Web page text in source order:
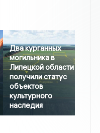
Два курганных
могильника в
Липецкой области
получили статус
объектов
культурного
наследия